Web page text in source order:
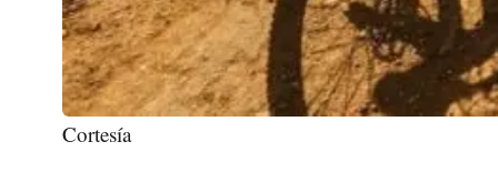
Cortesía